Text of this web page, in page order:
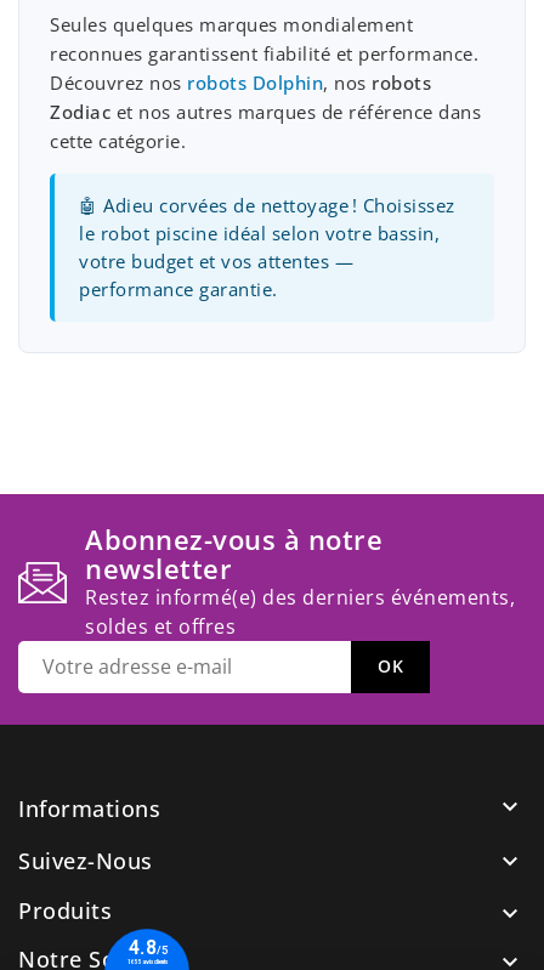
Seules quelques marques mondialement
reconnues garantissent fiabilité et performance.
Découvrez nos robots Dolphin, nos robots
Zodiac et nos autres marques de référence dans
cette catégorie.
🤖 Adieu corvées de nettoyage ! Choisissez
le robot piscine idéal selon votre bassin,
votre budget et vos attentes —
performance garantie.
Abonnez-vous à notre
newsletter
Restez informé(e) des derniers événements,
soldes et offres
Informations

Suivez-Nous

Produits

Notre Société
